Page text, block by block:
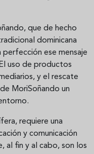
que de hecho
dominicana
ese mensaje
uso de productos
y el rescate
MoriSoñando un
requiere una
y comunicación
al fin y al cabo, son los